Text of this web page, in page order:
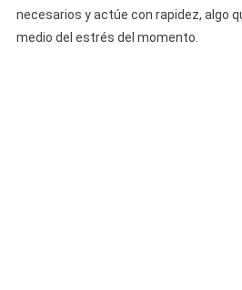
necesarios y actúe con rapidez, algo
medio del estrés del momento.